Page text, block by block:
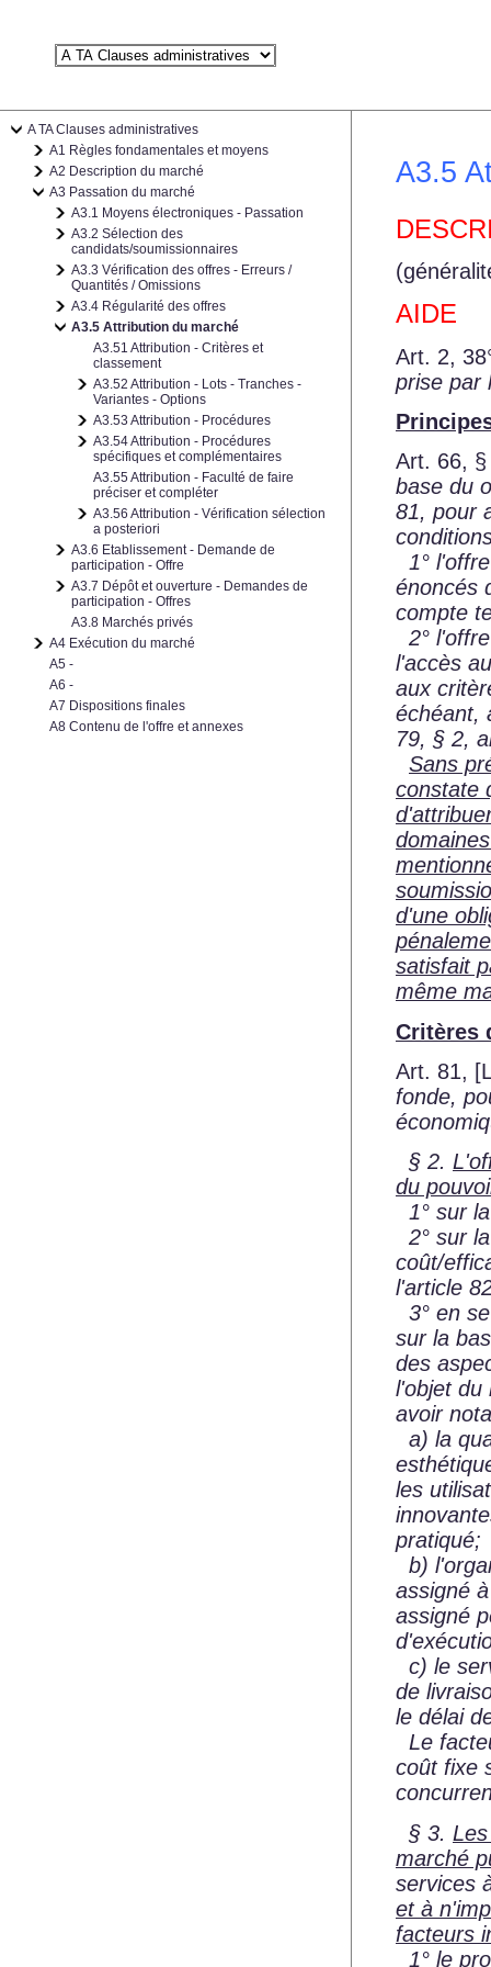
A TA Clauses administratives
A1 Règles fondamentales et moyens
A2 Description du marché
A3 Passation du marché
A3.1 Moyens électroniques - Passation
A3.2 Sélection des
candidats/soumissionnaires
A3.3 Vérification des offres - Erreurs /
Quantités / Omissions
A3.4 Régularité des offres
A3.5 Attribution du marché
A3.51 Attribution - Critères et
classement
A3.52 Attribution - Lots - Tranches -
Variantes - Options
A3.53 Attribution - Procédures
A3.54 Attribution - Procédures
spécifiques et complémentaires
A3.55 Attribution - Faculté de faire
préciser et compléter
A3.56 Attribution - Vérification sélection
a posteriori
A3.6 Etablissement - Demande de
participation - Offre
A3.7 Dépôt et ouverture - Demandes de
participation - Offres
A3.8 Marchés privés
A4 Exécution du marché
A5 -
A6 -
A7 Dispositions finales
A8 Contenu de l'offre et annexes
A3.5
AIDE
Art. 2,
prise par
Art. 66,
base du
81, pour
1°
énoncés
compte
2°
l'accès
aux
échéant,
79, § 2,
Sans
constate
d'une
satisfait
même
Critères
Art. 81,
fonde,
§ 2.
du
1° sur
2° sur
coût/
l'article
3° en
sur la
des
l'objet du
avoir
a) la
les
pratiqué;
b)
assigné
assigné
c) le
de
le délai
Le
coût fixe
§ 3.
marché
services
et à
facteurs
1° le